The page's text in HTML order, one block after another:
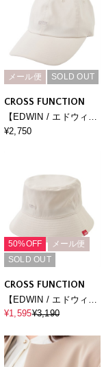
メール便 SOLD OUT
CROSS FUNCTION
【EDWIN / エドウィ
ン】ワンポイント刺繍
¥2,750
50%OFF
メール便
SOLD OUT
CROSS FUNCTION
【EDWIN / エドウィ
ン】ロゴ刺繍ツイルバ
¥1,595¥3,190